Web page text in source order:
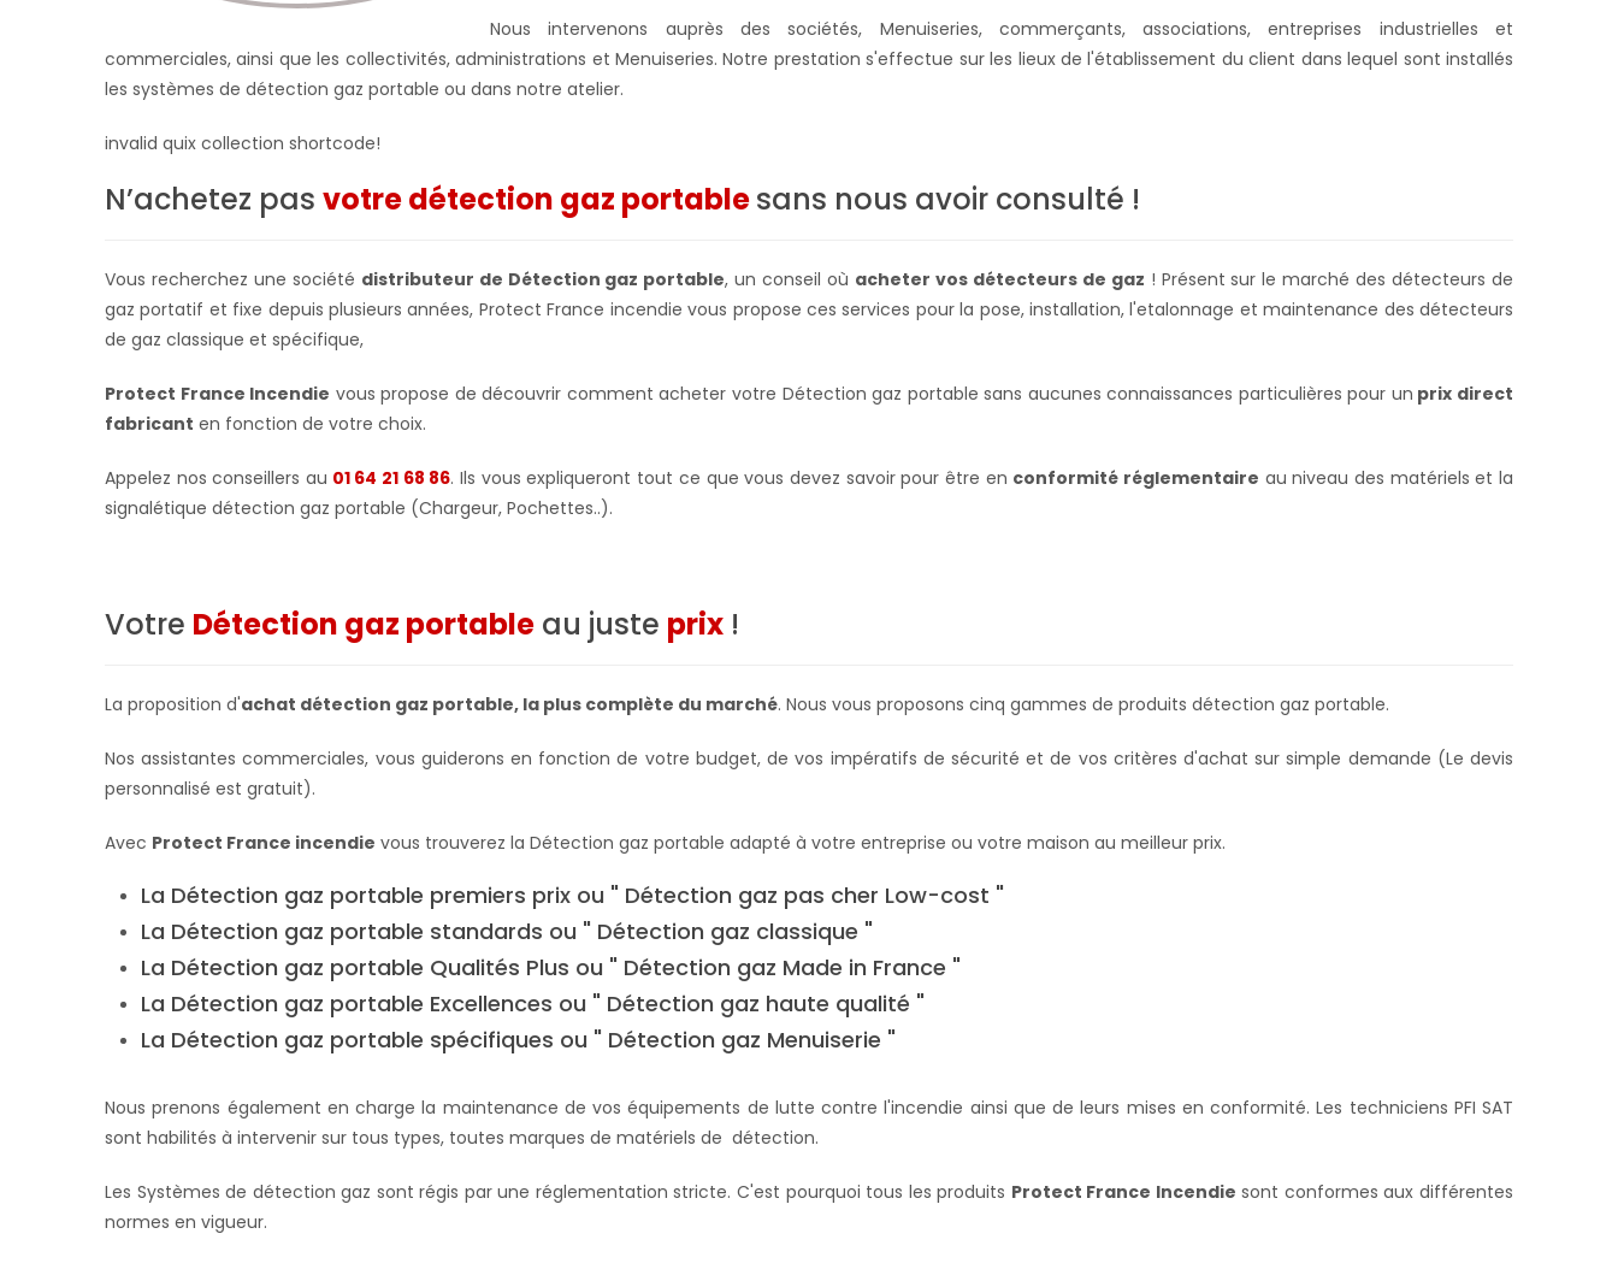
Nous intervenons auprès des sociétés, Menuiseries, commerçants, associations, entreprises industrielles et
commerciales, ainsi que les collectivités, administrations et Menuiseries. Notre prestation s'effectue sur les lieux de l'établissement du client dans lequel sont installés
les systèmes de détection gaz portable ou dans notre atelier.
invalid quix collection shortcode!
N’achetez pas votre détection gaz portablesans nous avoir consulté !
Vous recherchez une société distributeur de Détection gaz portable, un conseil où acheter vos détecteurs de gaz ! Présent sur le marché des détecteurs de
gaz portatif et fixe depuis plusieurs années, Protect France incendie vous propose ces services pour la pose, installation, l'etalonnage et maintenance des détecteurs
de gaz classique et spécifique,
Protect France Incendie vous propose de découvrir comment acheter votre Détection gaz portable sans aucunes connaissances particulières pour un prix direct
fabricant en fonction de votre choix.
Appelez nos conseillers au 01 64 21 68 86. Ils vous expliqueront tout ce que vous devez savoir pour être en conformité réglementaire au niveau des matériels et la
signalétique détection gaz portable (Chargeur, Pochettes..).
Votre Détection gaz portable au juste prix !
La proposition d'achat détection gaz portable, la plus complète du marché. Nous vous proposons cinq gammes de produits détection gaz portable.
Nos assistantes commerciales, vous guiderons en fonction de votre budget, de vos impératifs de sécurité et de vos critères d'achat sur simple demande (Le devis
personnalisé est gratuit).
Avec Protect France incendie vous trouverez la Détection gaz portable adapté à votre entreprise ou votre maison au meilleur prix.
La Détection gaz portable premiers prix ou " Détection gaz pas cher Low-cost "
La Détection gaz portable standards ou " Détection gaz classique "
La Détection gaz portable Qualités Plus ou " Détection gaz Made in France "
La Détection gaz portable Excellences ou " Détection gaz haute qualité "
La Détection gaz portable spécifiques ou " Détection gaz Menuiserie "
Nous prenons également en charge la maintenance de vos équipements de lutte contre l'incendie ainsi que de leurs mises en conformité. Les techniciens PFI SAT
sont habilités à intervenir sur tous types, toutes marques de matériels de détection.
Les Systèmes de détection gaz sont régis par une réglementation stricte. C'est pourquoi tous les produits Protect France Incendie sont conformes aux différentes
normes en vigueur.